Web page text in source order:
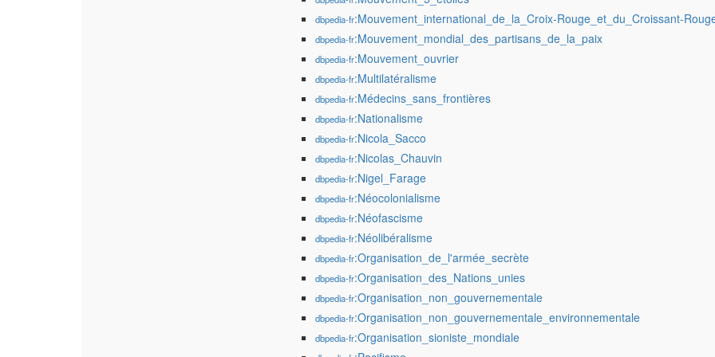
dbpedia-fr:Mouvement_international_de_la_Croix-Rouge_et_du_Croissant-
dbpedia-fr:Mouvement_mondial_des_partisans_de_la_paix
dbpedia-fr:Mouvement_ouvrier
dbpedia-fr:Multilatéralisme
dbpedia-fr:Médecins_sans_frontières
dbpedia-fr:Nationalisme
dbpedia-fr:Nicola_Sacco
dbpedia-fr:Nicolas_Chauvin
dbpedia-fr:Nigel_Farage
dbpedia-fr:Néocolonialisme
dbpedia-fr:Néofascisme
dbpedia-fr:Néolibéralisme
dbpedia-fr:Organisation_de_l'armée_secrète
dbpedia-fr:Organisation_des_Nations_unies
dbpedia-fr:Organisation_non_gouvernementale
dbpedia-fr:Organisation_non_gouvernementale_environnementale
dbpedia-fr:Organisation_sioniste_mondiale